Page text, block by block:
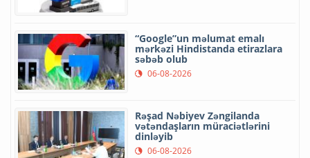
“Google”un məlumat emalı
mərkəzi Hindistanda etirazlara
səbəb olub
06-08-2026
Rəşad Nəbiyev Zəngilanda
vətəndaşların müraciətlərini
dinləyib
06-08-2026